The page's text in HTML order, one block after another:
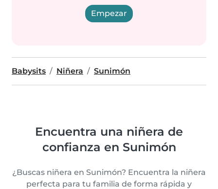
Empezar
Babysits Niñera Sunimón
Encuentra una niñera de
confianza en Sunimón
¿Buscas niñera en Sunimón? Encuentra la niñera
perfecta para tu familia de forma rápida y